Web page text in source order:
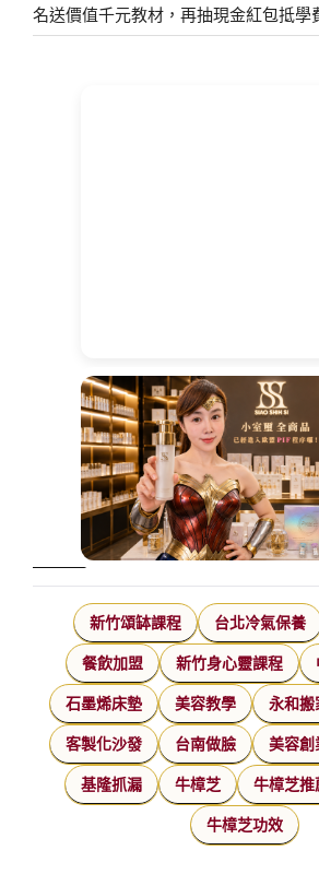
名送價值千元教材，再抽現金紅包抵學
新竹頌缽課程 台北冷氣保養
餐飲加盟 新竹身心靈課程
石墨烯床墊 美容教學 永和搬
客製化沙發 台南做臉 美容創
基隆抓漏 牛樟芝 牛樟芝推
牛樟芝功效